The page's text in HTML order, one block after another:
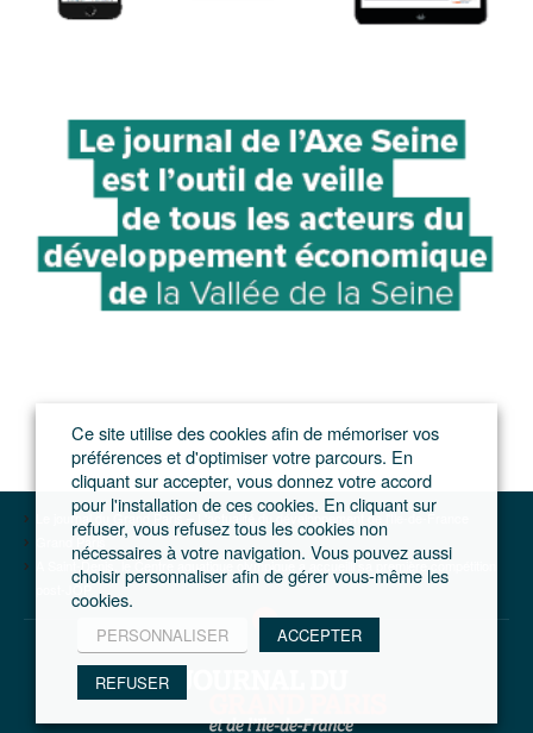
Le journal du Grand Paris – L'actualité du développement de l'Ile-de-France
Grand Paris
A Saint-Denis, le Centre aquatique olympique a accueilli sa première compétition
post-JOP
Ce site utilise des cookies afin de mémoriser vos
préférences et d'optimiser votre parcours. En
cliquant sur accepter, vous donnez votre accord
pour l'installation de ces cookies. En cliquant sur
refuser, vous refusez tous les cookies non
nécessaires à votre navigation. Vous pouvez aussi
choisir personnaliser afin de gérer vous-même les
cookies.
PERSONNALISER ACCEPTER
REFUSER